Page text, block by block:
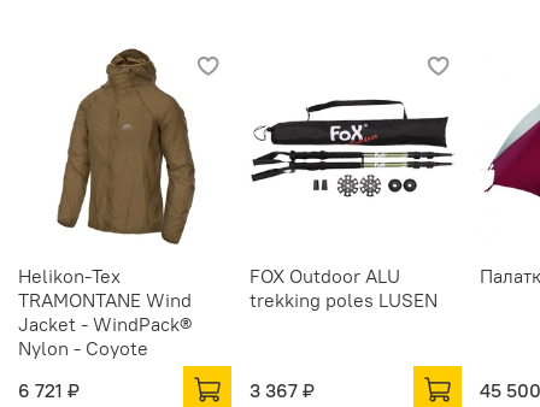
Helikon-Tex
TRAMONTANE Wind
Jacket - WindPack®
Nylon - Coyote
6 721 ₽
FOX Outdoor ALU
trekking poles LUSEN
3 367 ₽ 45